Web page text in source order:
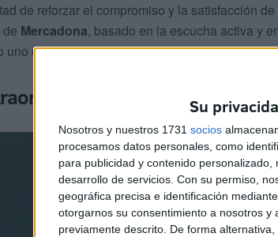
Su
Nosotros y nuestros 1731 socios
procesamos datos personales, como
para publicidad y contenido
desarrollo de servicios. Con su permiso,
geográfica precisa e identificación
otorgarnos su consentimiento a nosotros
previamente descrito. De forma
de reforzar el compromiso y la satisfacción
Mercadona, basado en la escucha activa y
uno de los pilares de su estrategia empresarial
de una mensualidad